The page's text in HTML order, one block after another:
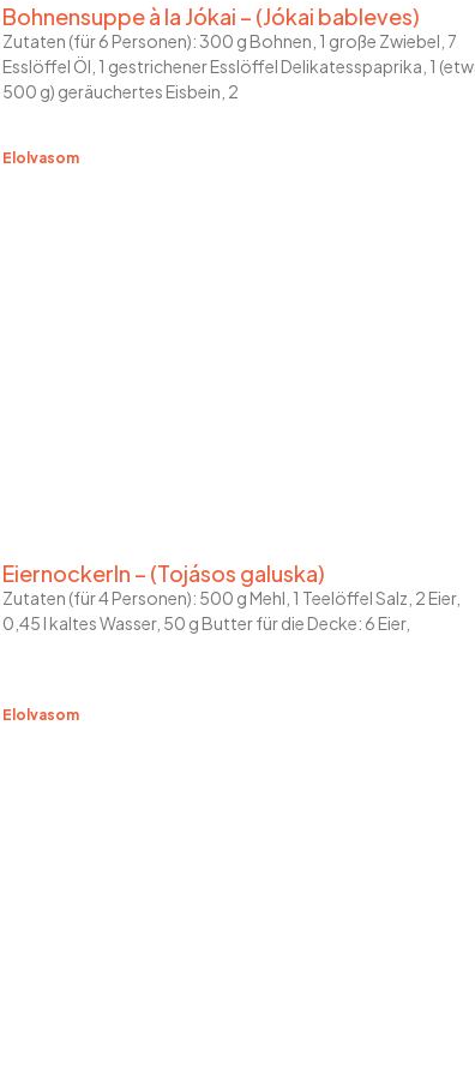
Bohnensuppe à la Jókai – (Jókai bableves)
Zutaten (für 6 Personen): 300 g Bohnen, 1 große Zwiebel, 7
Esslöffel Öl, 1 gestrichener Esslöffel Delikatesspaprika, 1
500 g) geräuchertes Eisbein, 2
Elolvasom
Eiernockerln – (Tojásos galuska)
Zutaten (für 4 Personen): 500 g Mehl, 1 Teelöffel Salz, 2 Eier,
0,45 l kaltes Wasser, 50 g Butter für die Decke: 6 Eier,
Elolvasom